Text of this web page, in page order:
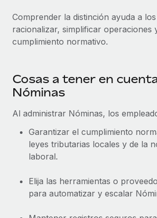
Comprender la distinción ayuda a
racionalizar, simplificar operaciones
cumplimiento normativo.
Cosas a tener en
Nóminas
Al administrar Nóminas, los
Garantizar el cumplimiento
leyes tributarias locales y de la
laboral.
Elija las herramientas o
para automatizar y escalar